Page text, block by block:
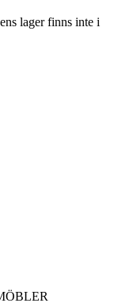
lager finns inte i